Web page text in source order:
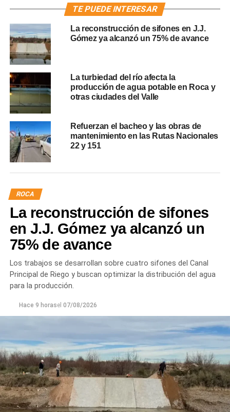
TE PUEDE INTERESAR
La reconstrucción de sifones en J.J.
Gómez ya alcanzó un 75% de avance
La turbiedad del río afecta la
producción de agua potable en Roca y
otras ciudades del Valle
Refuerzan el bacheo y las obras de
mantenimiento en las Rutas Nacionales
22 y 151
ROCA
La reconstrucción de sifones
en J.J. Gómez ya alcanzó un
75% de avance
Los trabajos se desarrollan sobre cuatro sifones del Canal
Principal de Riego y buscan optimizar la distribución del agua
para la producción.
Hace 9 horasel 07/08/2026